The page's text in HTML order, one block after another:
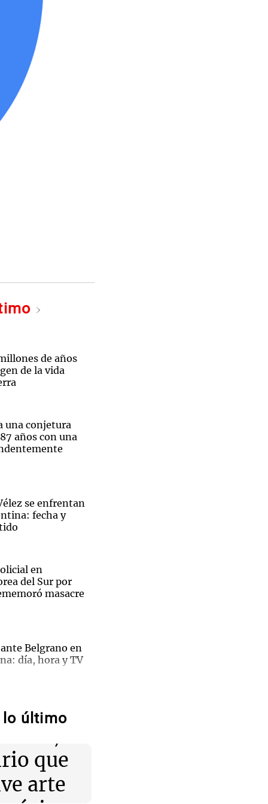
de años
de la vida
una conjetura
años con una
se enfrentan
fecha y
en
del Sur por
masacre
Belgrano en
día, hora y TV
a las llamadas de
solicitadas
Code, un agente
grandes
lo último
que
arte
de